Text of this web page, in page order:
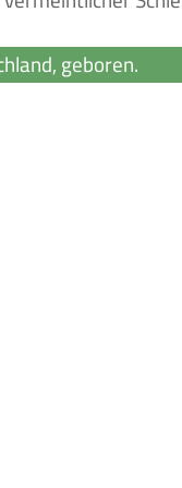
geboren.